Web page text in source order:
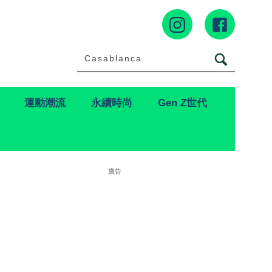
運動潮流 永續時尚 Gen Z世代
廣告